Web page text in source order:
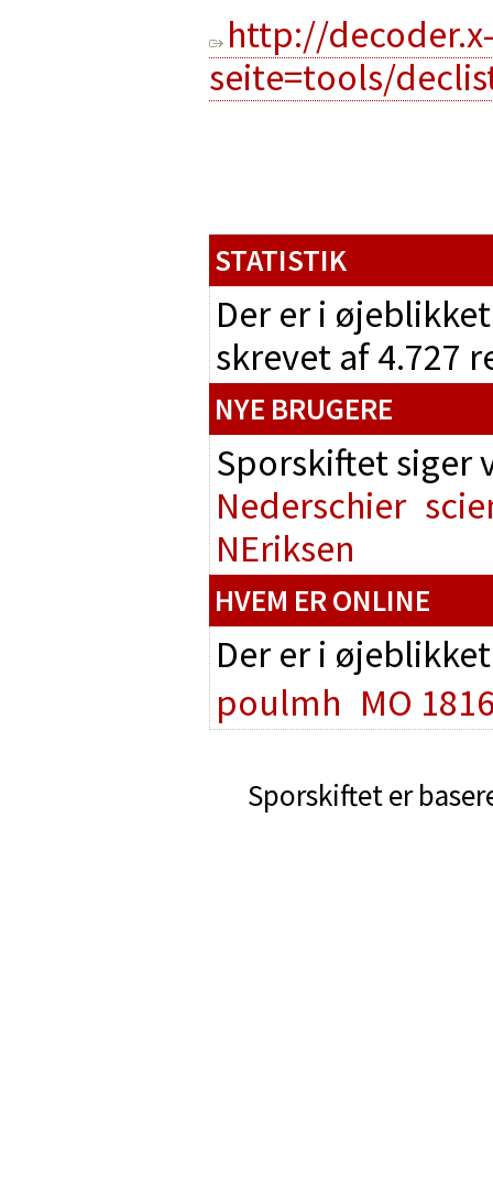
http://
seite=tools/
STATISTIK
Der er i
skrevet af 4.727
NYE BRUGERE
Sporskiftet
Nederschier
NEriksen
HVEM ER ONLINE
Der er i
poulmh MO
Sporskiftet er